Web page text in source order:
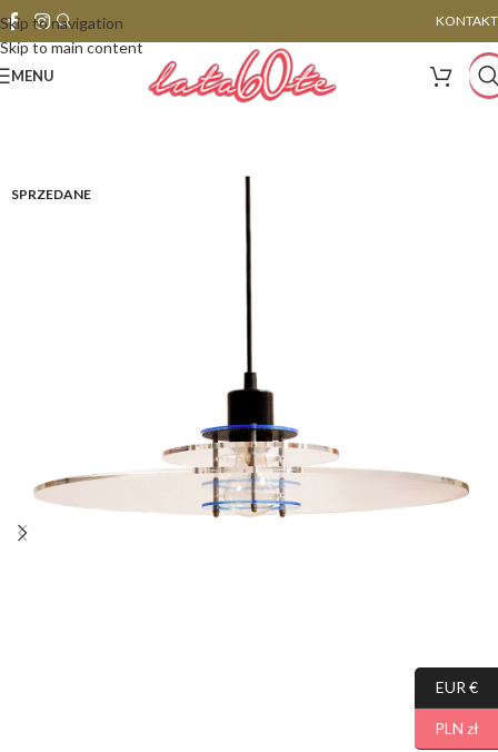
Skip to navigation
Skip to main content
KONTAKT
MENU
SPRZEDANE
EUR €
PLN zł